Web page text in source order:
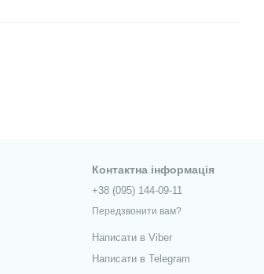
Контактна інформація
+38 (095) 144-09-11
Передзвонити вам?
Написати в Viber
Написати в Telegram